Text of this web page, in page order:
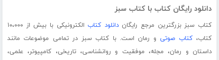
دانلود رایگان کتاب با کتاب سبز
کتاب سبز بزرگترین مرجع رایگاندانلود کتاب
الکترونیکی با بیش از ۱۰،۰۰۰
کتاب،کتاب صوتی و رمان است. با کتاب سبز در تمامی موضوعات مانند
داستان و رمان، مجله، موفقیت و روانشناسی، تاریخی، کامپیوتر، علمی،